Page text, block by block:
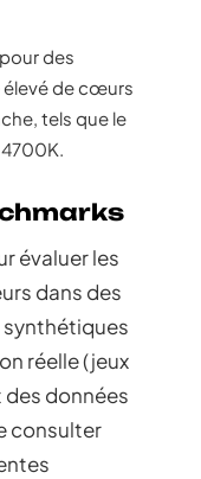
des
élevé de cœurs
tels que le
évaluer les
dans des
réelle (jeux
données
consulter